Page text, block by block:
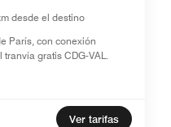
desde el destino
París, con conexión
gratis CDG-VAL.
Ver tarifas